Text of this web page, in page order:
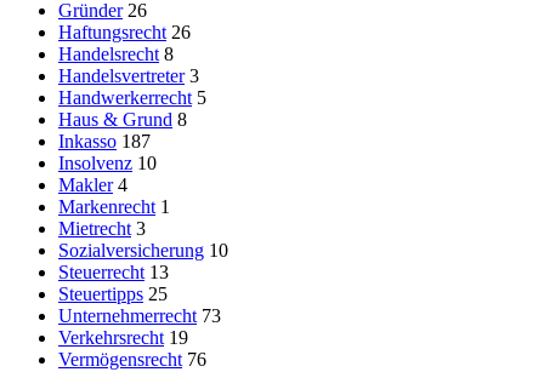
Gründer 26
Haftungsrecht 26
Handelsrecht 8
Handelsvertreter 3
Handwerkerrecht 5
Haus & Grund 8
Inkasso 187
Insolvenz 10
Makler 4
Markenrecht 1
Mietrecht 3
Sozialversicherung 10
Steuerrecht 13
Steuertipps 25
Unternehmerrecht 73
Verkehrsrecht 19
Vermögensrecht 76